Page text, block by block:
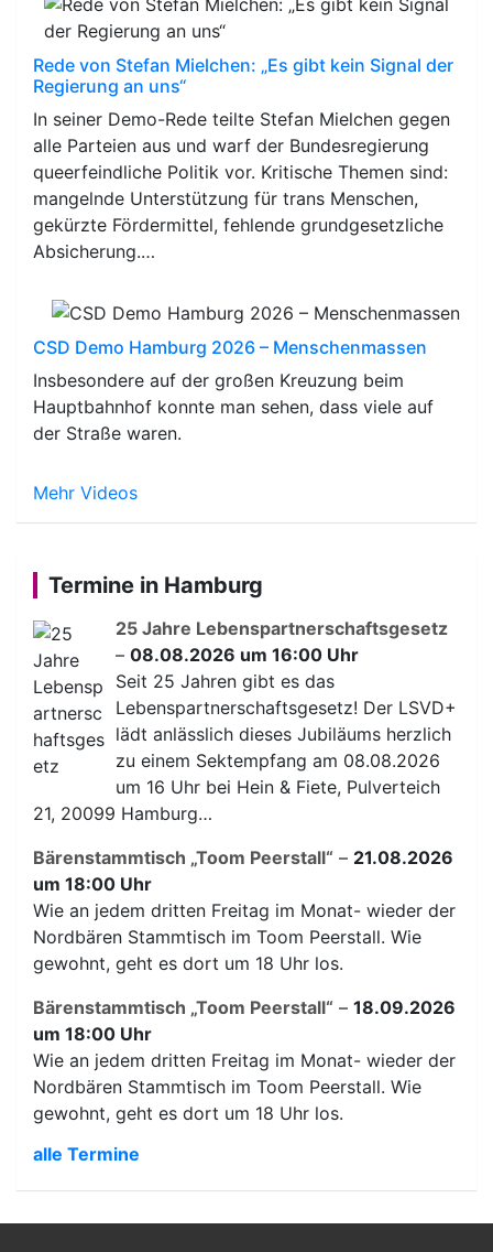
Rede von Stefan Mielchen: „Es gibt kein Signal der
Regierung an uns“
In seiner Demo-Rede teilte Stefan Mielchen gegen
alle Parteien aus und warf der Bundesregierung
queerfeindliche Politik vor. Kritische Themen sind:
mangelnde Unterstützung für trans Menschen,
gekürzte Fördermittel, fehlende grundgesetzliche
Absicherung.…
CSD Demo Hamburg 2026 – Menschenmassen
Insbesondere auf der großen Kreuzung beim
Hauptbahnhof konnte man sehen, dass viele auf
der Straße waren.
Mehr Videos
Termine in Hamburg
25 Jahre Lebenspartnerschaftsgesetz
– 08.08.2026 um 16:00 Uhr
Seit 25 Jahren gibt es das
Lebenspartnerschaftsgesetz! Der LSVD+
lädt anlässlich dieses Jubiläums herzlich
zu einem Sektempfang am 08.08.2026
um 16 Uhr bei Hein & Fiete, Pulverteich
21, 20099 Hamburg…
Bärenstammtisch „Toom Peerstall“ – 21.08.2026
um 18:00 Uhr
Wie an jedem dritten Freitag im Monat- wieder der
Nordbären Stammtisch im Toom Peerstall. Wie
gewohnt, geht es dort um 18 Uhr los.
Bärenstammtisch „Toom Peerstall“ – 18.09.2026
um 18:00 Uhr
Wie an jedem dritten Freitag im Monat- wieder der
Nordbären Stammtisch im Toom Peerstall. Wie
gewohnt, geht es dort um 18 Uhr los.
alle Termine